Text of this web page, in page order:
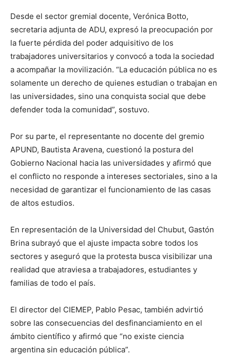
Desde el sector gremial docente, Verónica Botto,
secretaria adjunta de ADU, expresó la preocupación por
la fuerte pérdida del poder adquisitivo de los
trabajadores universitarios y convocó a toda la sociedad
a acompañar la movilización. “La educación pública no es
solamente un derecho de quienes estudian o trabajan en
las universidades, sino una conquista social que debe
defender toda la comunidad”, sostuvo.
Por su parte, el representante no docente del gremio
APUND, Bautista Aravena, cuestionó la postura del
Gobierno Nacional hacia las universidades y afirmó que
el conflicto no responde a intereses sectoriales, sino a la
necesidad de garantizar el funcionamiento de las casas
de altos estudios.
En representación de la Universidad del Chubut, Gastón
Brina subrayó que el ajuste impacta sobre todos los
sectores y aseguró que la protesta busca visibilizar una
realidad que atraviesa a trabajadores, estudiantes y
familias de todo el país.
El director del CIEMEP, Pablo Pesac, también advirtió
sobre las consecuencias del desfinanciamiento en el
ámbito científico y afirmó que “no existe ciencia
argentina sin educación pública”.